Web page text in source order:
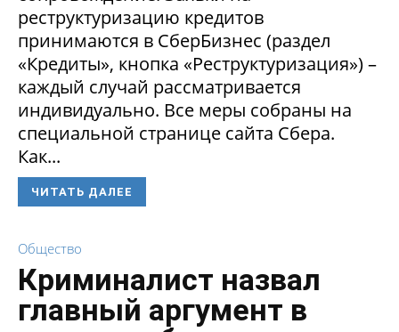
реструктуризацию кредитов
принимаются в СберБизнес (раздел
«Кредиты», кнопка «Реструктуризация») –
каждый случай рассматривается
индивидуально. Все меры собраны на
специальной странице сайта Сбера.
Как...
ЧИТАТЬ ДАЛЕЕ
Общество
Криминалист назвал
главный аргумент в